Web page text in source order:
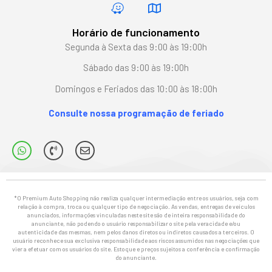
Horário de funcionamento
Segunda à Sexta das 9:00 às 19:00h
Sábado das 9:00 às 19:00h
Domingos e Feriados das 10:00 às 18:00h
Consulte nossa programação de feriado
*O Premium Auto Shopping não realiza qualquer intermediação entre os usuários, seja com
relação à compra, troca ou qualquer tipo de negociação. As vendas, entregas de veículos
anunciados, informações vinculadas neste site são de inteira responsabilidade do
anunciante, não podendo o usuário responsabilizar o site pela veracidade e/ou
autenticidade das mesmas, nem pelos danos diretos ou indiretos causados a terceiros. O
usuário reconhece sua exclusiva responsabilidade aos riscos assumidos nas negociações que
vier a efetuar com os usuários do site. Estoque e preços sujeitos a conferência e confirmação
do anunciante.